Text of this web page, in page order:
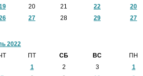
20 21
22
27 28
29
20
27
2022
ПТ СБ
ВС
1
2
3
ПН
1